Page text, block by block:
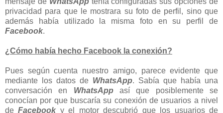
privacidad para que le mostrara su foto de perfil, sino que
además había utilizado la misma foto en su perfil de
Facebook.
¿Cómo había hecho Facebook la conexión?
Pues según cuenta nuestro amigo, parece evidente que
mediante los datos de WhatsApp. Sabía que había una
conversación en WhatsAppasí que posiblemente se
conocían por que buscaría su conexión de usuarios a nivel
deFacebook y el motor descubrió que los usuarios de